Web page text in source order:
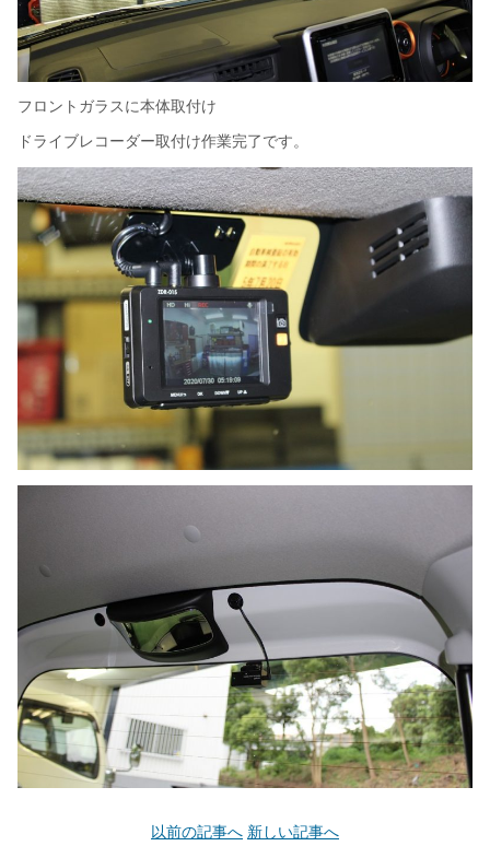
フロントガラスに本体取付け
ドライブレコーダー取付け作業完了です。
以前の記事へ 新しい記事へ